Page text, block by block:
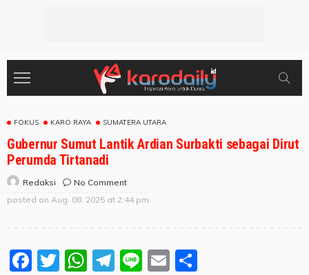
FOKUS KARO RAYA SUMATERA UTARA
Gubernur Sumut Lantik Ardian Surbakti sebagai Dirut
Perumda Tirtanadi
Redaksi
No Comment
posted on Aug. 08, 2025 at 2:44 pm
Facebook
Twitter
WhatsApp
Telegram
LineEmail